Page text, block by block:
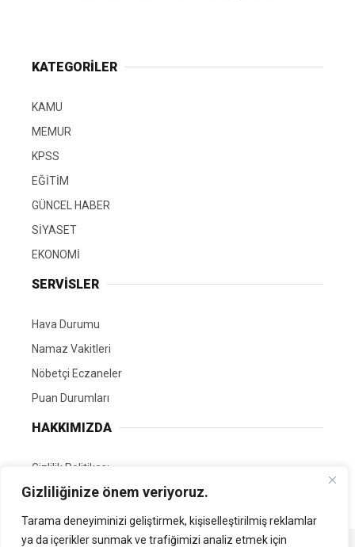
Gizliliğinize önem veriyoruz.
Tarama deneyiminizi geliştirmek, kişiselleştirilmiş reklamlar
ya da içerikler sunmak ve trafiğimizi analiz etmek için
KATEGORİLER
KAMU
MEMUR
KPSS
EĞİTİM
GÜNCEL HABER
SİYASET
EKONOMİ
SERVİSLER
Hava Durumu
Namaz Vakitleri
Nöbetçi Eczaneler
Puan Durumları
HAKKIMIZDA
Gizlilik Politikası
GÖNÜLLÜ EDİTÖRÜMÜZ OL